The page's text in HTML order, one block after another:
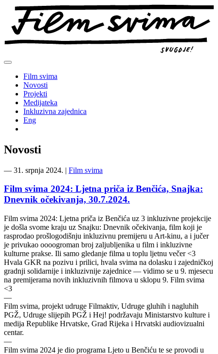
Preskoči
sadržaj
Film svima
Novosti
Projekti
Medijateka
Inkluzivna zajednica
Eng
Novosti
― 31. srpnja 2024. | Film svima
Film svima 2024: Ljetna priča iz Benčića, Snajka:
Dnevnik očekivanja, 30.7.2024.
Film svima 2024: Ljetna priča iz Benčića uz 3 inkluzivne projekcije
je došla svome kraju uz Snajku: Dnevnik očekivanja, film koji je
rasprodao prošlogodišnju inkluzivnu premijeru u Art-kinu, a i jučer
je privukao oooogroman broj zaljubljenika u film i inkluzivne
kulturne prakse. Ili samo gledanje filma u toplu ljetnu večer <3
Hvala GKR na pozivu i prilici, hvala svima na dolasku i zajedničkoj
gradnji solidarnije i inkluzivnije zajednice — vidimo se u 9. mjesecu
na premijerama novih inkluzivnih filmova u sklopu 9. Film svima
<3
—
Film svima, projekt udruge Filmaktiv, Udruge gluhih i nagluhih
PGŽ, Udruge slijepih PGŽ i Hej! podržavaju Ministarstvo kulture i
medija Republike Hrvatske, Grad Rijeka i Hrvatski audiovizualni
centar.
—
Film svima 2024 je dio programa Ljeto u Benčiću te se provodi u